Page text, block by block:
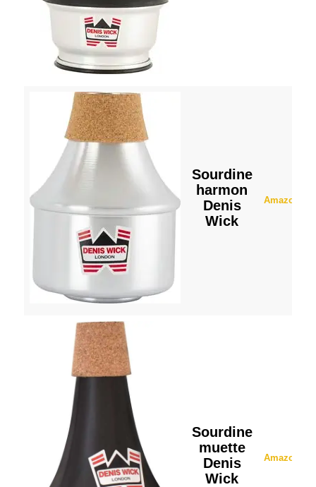
Sourdine
harmon
Denis
Wick
Amazon
Sourdine
muette
Denis
Wick
Amazon